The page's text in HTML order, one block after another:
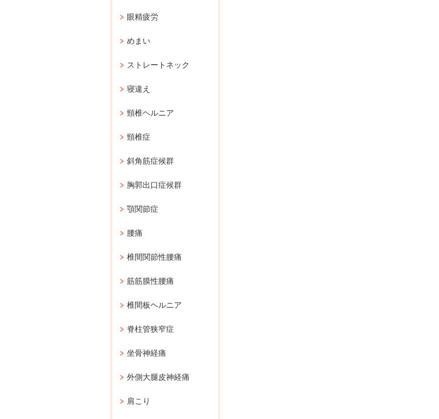
眼精疲労
めまい
ストレートネック
寝違え
頸椎ヘルニア
頸椎症
斜角筋症候群
胸郭出口症候群
顎関節症
腰痛
椎間関節性腰痛
筋筋膜性腰痛
椎間板ヘルニア
脊柱管狭窄症
坐骨神経痛
外側大腿皮神経痛
肩こり